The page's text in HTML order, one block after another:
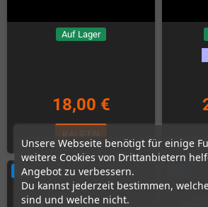
Unsere Webseite benötigt für einige
weitere Cookies von Drittanbietern
Angebot zu verbessern.
Du kannst jederzeit bestimmen,
sind und welche nicht.
Auf Lager
18,00 €
KAUFEN
NEU